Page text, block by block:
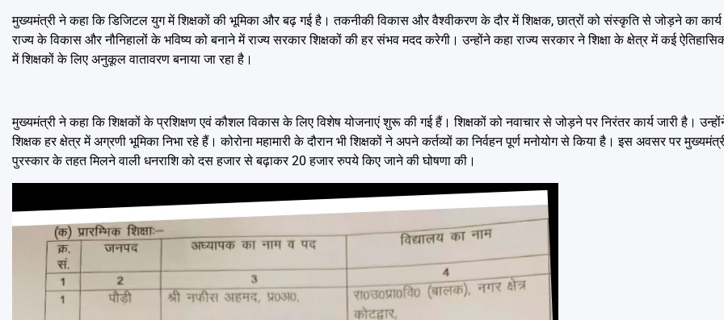
मुख्यमंत्री ने कहा कि डिजिटल युग में शिक्षकों की भूमिका और बढ़ गई है। तकनीकी विकास और वैश्वीकरण के दौर में शिक्षक, छात्रों को संस्कृति से जोड़ने का
राज्य के विकास और नौनिहालों के भविष्य को बनाने में राज्य सरकार शिक्षकों की हर संभव मदद करेगी। उन्होंने कहा राज्य सरकार ने शिक्षा के क्षेत्र में कई
में शिक्षकों के लिए अनुकूल वातावरण बनाया जा रहा है।
मुख्यमंत्री ने कहा कि शिक्षकों के प्रशिक्षण एवं कौशल विकास के लिए विशेष योजनाएं शुरू की गई हैं। शिक्षकों को नवाचार से जोड़ने पर निरंतर कार्य जारी है।
शिक्षक हर क्षेत्र में अग्रणी भूमिका निभा रहे हैं। कोरोना महामारी के दौरान भी शिक्षकों ने अपने कर्तव्यों का निर्वहन पूर्ण मनोयोग से किया है। इस अवसर पर
पुरस्कार के तहत मिलने वाली धनराशि को दस हजार से बढ़ाकर 20 हजार रुपये किए जाने की घोषणा की।